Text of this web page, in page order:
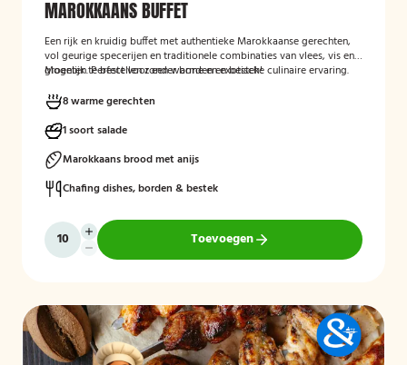
MAROKKAANS BUFFET
Een rijk en kruidig buffet met authentieke Marokkaanse gerechten,
vol geurige specerijen en traditionele combinaties van vlees, vis en
groenten. Perfect voor een warme en exotische culinaire ervaring.
Mogelijk te bestellen zonder borden en bestek!
8 warme gerechten
1 soort salade
Marokkaans brood met anijs
Chafing dishes, borden & bestek
Toevoegen